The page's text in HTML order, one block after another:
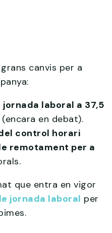
canvis per a
laboral a 37,5
(encara en debat).
control horari
remotament per a
que entra en vigor
jornada laboral per